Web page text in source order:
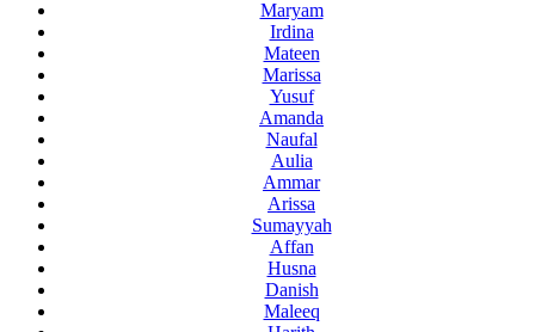
Maryam
Irdina
Mateen
Marissa
Yusuf
Amanda
Naufal
Aulia
Ammar
Arissa
Sumayyah
Affan
Husna
Danish
Maleeq